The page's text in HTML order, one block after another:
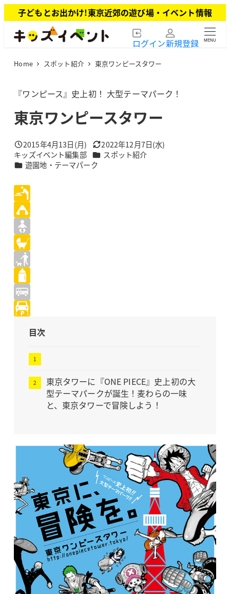
イ
子どもとお出かけ!東京近郊の遊び場・イベント情報
ログイン新規登録 MENU
Home スポット紹介 東京ワンピースタワー
『ワンピース』史上初！ 大型テーマパーク！
東京ワンピースタワー
投稿日
2015年4月13日(月) 更新日
2022年12月7日(水)
著
者
キッズイベント編集部 カテゴリー
スポット紹介
カテゴリー
遊園地・テーマパーク
目次
東京タワーに『ONE PIECE』史上初の大
型テーマパークが誕生！麦わらの一味
と、東京タワーで冒険しよう！